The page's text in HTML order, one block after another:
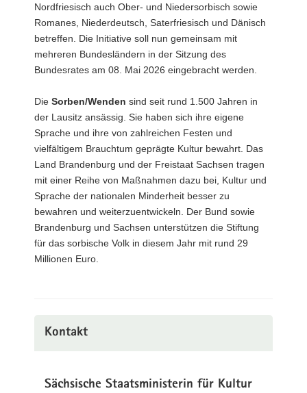
Nordfriesisch auch Ober- und Niedersorbisch sowie
Romanes, Niederdeutsch, Saterfriesisch und Dänisch
betreffen. Die Initiative soll nun gemeinsam mit
mehreren Bundesländern in der Sitzung des
Bundesrates am 08. Mai 2026 eingebracht werden.
Die Sorben/Wenden sind seit rund 1.500 Jahren in
der Lausitz ansässig. Sie haben sich ihre eigene
Sprache und ihre von zahlreichen Festen und
vielfältigem Brauchtum geprägte Kultur bewahrt. Das
Land Brandenburg und der Freistaat Sachsen tragen
mit einer Reihe von Maßnahmen dazu bei, Kultur und
Sprache der nationalen Minderheit besser zu
bewahren und weiterzuentwickeln. Der Bund sowie
Brandenburg und Sachsen unterstützen die Stiftung
für das sorbische Volk in diesem Jahr mit rund 29
Millionen Euro.
Kontakt
Sächsische Staatsministerin für Kultur